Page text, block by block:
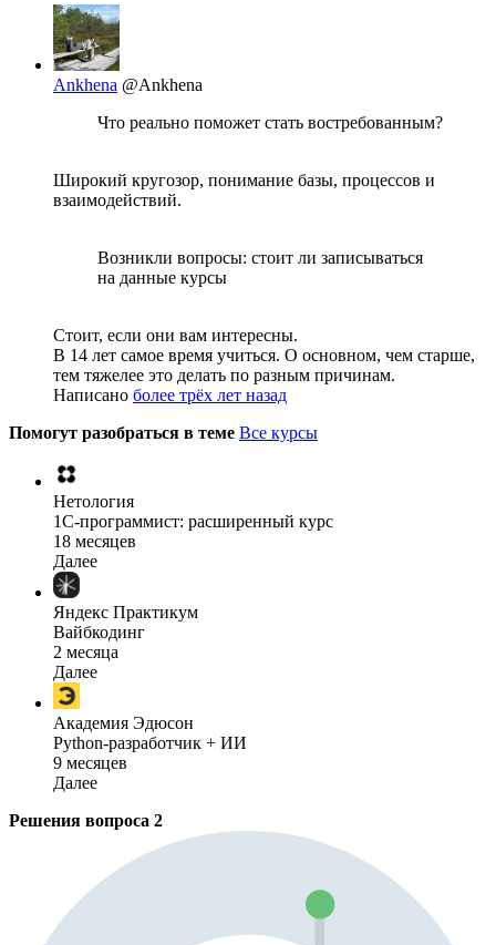
Ankhena @Ankhena
Что реально поможет стать востребованным?
Широкий кругозор, понимание базы, процессов и
взаимодействий.
Возникли вопросы: стоит ли записываться
на данные курсы
Стоит, если они вам интересны.
В 14 лет самое время учиться. О основном, чем старше,
тем тяжелее это делать по разным причинам.
Написано более трёх лет назад
Помогут разобраться в теме Все курсы
Нетология
1C-программист: расширенный курс
18 месяцев
Далее
Яндекс Практикум
Вайбкодинг
2 месяца
Далее
Академия Эдюсон
Python-разработчик + ИИ
9 месяцев
Далее
Решения вопроса 2